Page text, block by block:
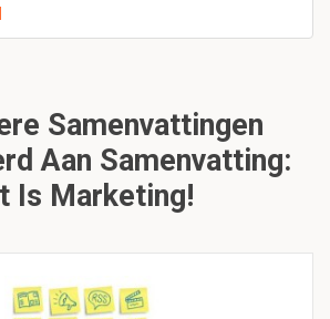
Samenvattingen
Aan Samenvatting:
Is Marketing!